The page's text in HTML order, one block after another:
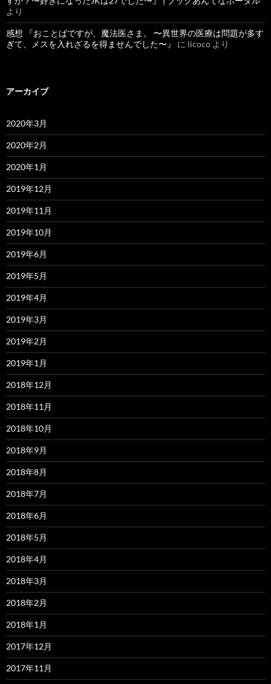
より
感想 『おことばですが、魔法医さま。 〜異世界の医療は問題が多す
ぎて、メスを入れざるを得ませんでした〜』
に licoco より
アーカイブ
2020年3月
2020年2月
2020年1月
2019年12月
2019年11月
2019年10月
2019年6月
2019年5月
2019年4月
2019年3月
2019年2月
2019年1月
2018年12月
2018年11月
2018年10月
2018年9月
2018年8月
2018年7月
2018年6月
2018年5月
2018年4月
2018年3月
2018年2月
2018年1月
2017年12月
2017年11月